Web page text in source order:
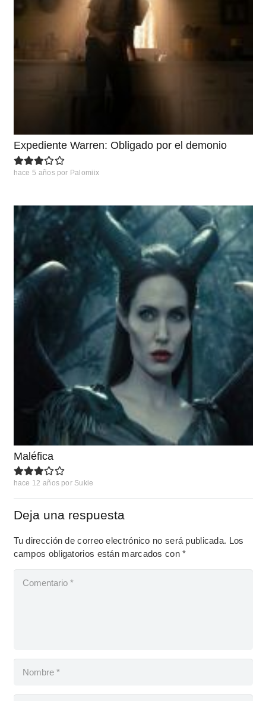
Expediente Warren: Obligado por el demonio
hace 5 años por Palomiix
Maléfica
hace 12 años por Sukie
Deja una respuesta
Tu dirección de correo electrónico no será publicada. Los
campos obligatorios están marcados con*